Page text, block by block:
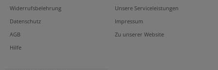
Widerrufsbelehrung
Datenschutz
AGB
Hilfe
Unsere Serviceleistungen
Impressum
Zu unserer Website